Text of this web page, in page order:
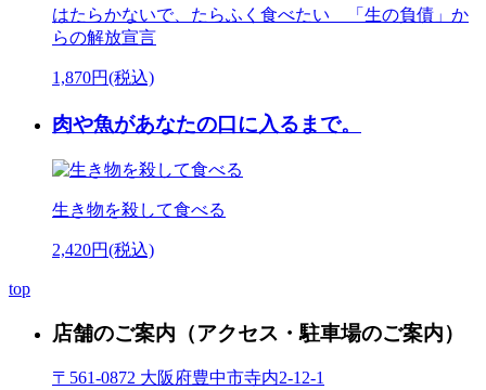
はたらかないで、たらふく食べたい 「生の負債」か
らの解放宣言
1,870円(税込)
肉や魚があなたの口に入るまで。
生き物を殺して食べる
2,420円(税込)
top
店舗のご案内 （アクセス・駐車場のご案内）
〒561-0872 大阪府豊中市寺内2-12-1